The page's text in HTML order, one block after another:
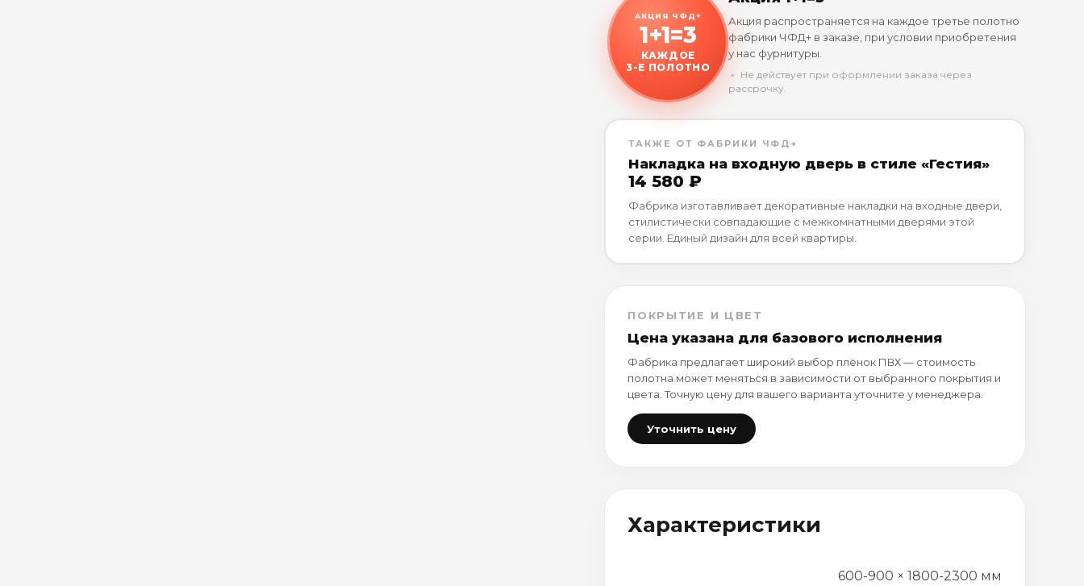
АКЦИЯ ЧФД+
1+1=3
КАЖДОЕ
3-Е ПОЛОТНО
Акция распространяется на каждое третье полотно
фабрики ЧФД+ в заказе, при условии приобретения
у нас фурнитуры.
﹡ Не действует при оформлении заказа через
рассрочку.
ТАКЖЕ ОТ ФАБРИКИ ЧФД+
Накладка на входную дверь в стиле «Гестия»
14 580 ₽
Фабрика изготавливает декоративные накладки на входные двери,
стилистически совпадающие с межкомнатными дверями этой
серии. Единый дизайн для всей квартиры.
ПОКРЫТИЕ И ЦВЕТ
Цена указана для базового исполнения
Фабрика предлагает широкий выбор плёнок ПВХ — стоимость
полотна может меняться в зависимости от выбранного покрытия и
цвета. Точную цену для вашего варианта уточните у менеджера.
Уточнить цену
Характеристики
600-900 × 1800-2300 мм